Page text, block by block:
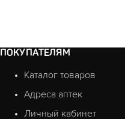
ПОКУПАТЕЛЯМ
Каталог товаров
Адреса аптек
Личный кабинет